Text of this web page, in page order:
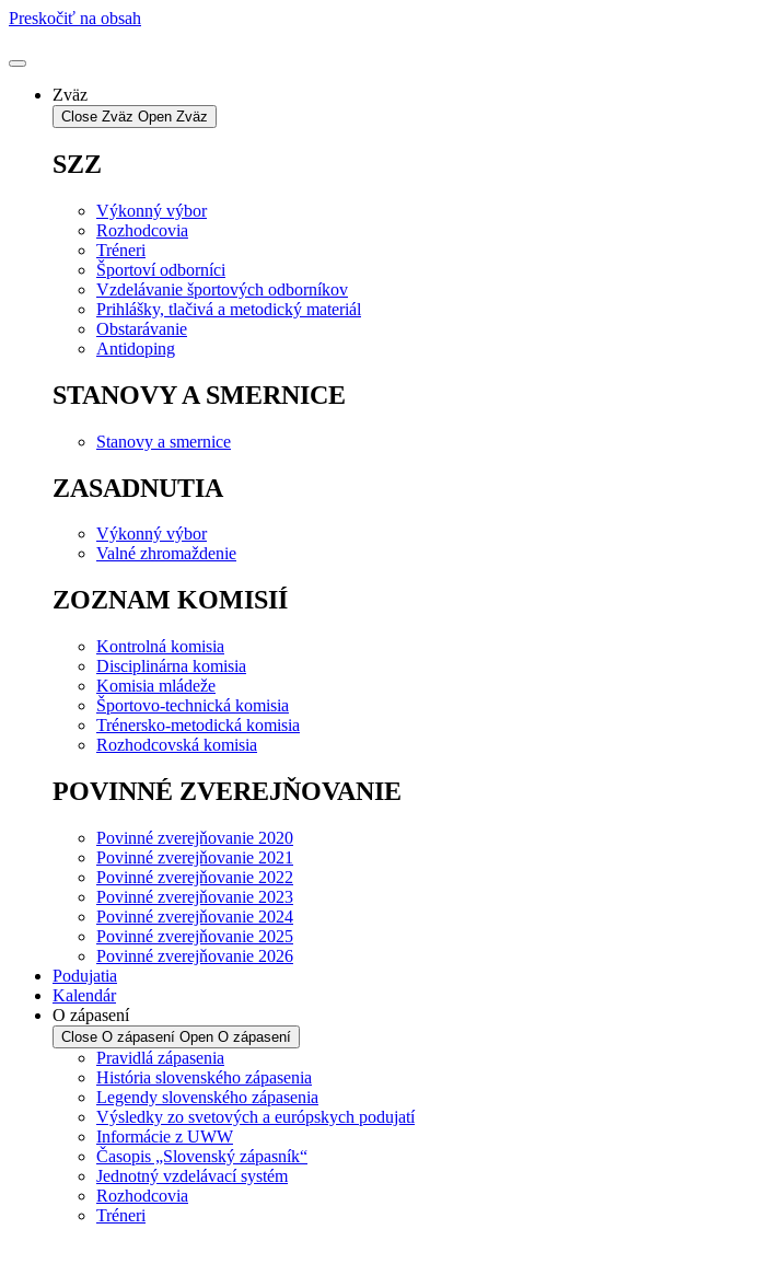
Preskočiť na obsah
Zväz
Close Zväz Open Zväz
SZZ
Výkonný výbor
Rozhodcovia
Tréneri
Športoví odborníci
Vzdelávanie športových odborníkov
Prihlášky, tlačivá a metodický materiál
Obstarávanie
Antidoping
STANOVY A SMERNICE
Stanovy a smernice
ZASADNUTIA
Výkonný výbor
Valné zhromaždenie
ZOZNAM KOMISIÍ
Kontrolná komisia
Disciplinárna komisia
Komisia mládeže
Športovo-technická komisia
Trénersko-metodická komisia
Rozhodcovská komisia
POVINNÉ ZVEREJŇOVANIE
Povinné zverejňovanie 2020
Povinné zverejňovanie 2021
Povinné zverejňovanie 2022
Povinné zverejňovanie 2023
Povinné zverejňovanie 2024
Povinné zverejňovanie 2025
Povinné zverejňovanie 2026
Podujatia
Kalendár
O zápasení
Close O zápasení Open O zápasení
Pravidlá zápasenia
História slovenského zápasenia
Legendy slovenského zápasenia
Výsledky zo svetových a európskych podujatí
Informácie z UWW
Časopis „Slovenský zápasník“
Jednotný vzdelávací systém
Rozhodcovia
Tréneri